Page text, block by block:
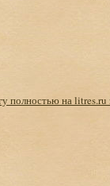
полностью на litres.ru